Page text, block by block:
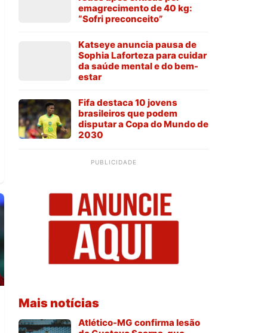
emagrecimento de 40 kg:
“Sofri preconceito”
Katseye anuncia pausa de
Sophia Laforteza para cuidar
da saúde mental e do bem-
estar
Fifa destaca 10 jovens
brasileiros que podem
disputar a Copa do Mundo de
2030
PUBLICIDADE
Mais notícias
Atlético-MG confirma lesão